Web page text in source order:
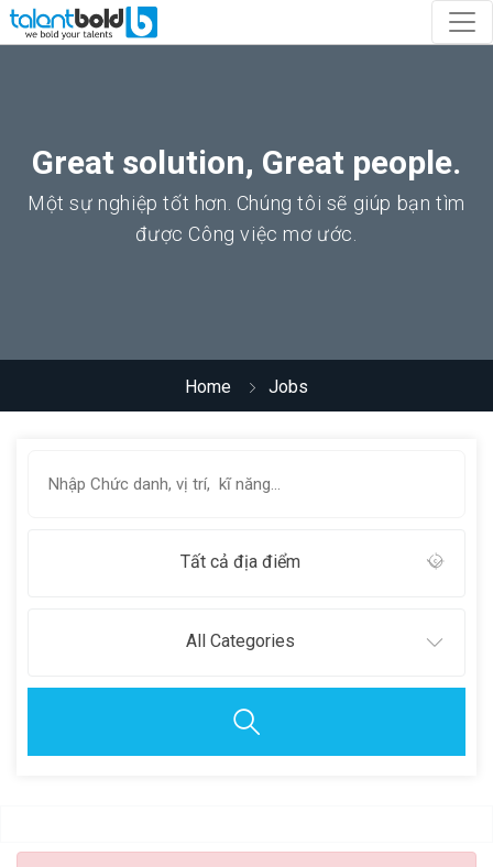
Great solution, Great people.
Một sự nghiệp tốt hơn. Chúng tôi sẽ giúp bạn tìm
được Công việc mơ ước.
Home Jobs
Tất cả địa điểm
All Categories